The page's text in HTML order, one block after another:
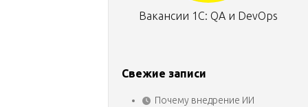
Вакансии 1С: QA и DevOps
Свежие записи
Почему внедрение ИИ